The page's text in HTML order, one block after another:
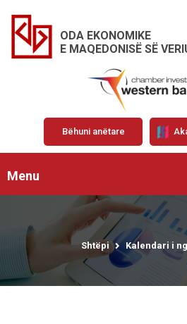
ODA EKONOMIKE
E MAQEDONISË SË
Bëhuni anëtare
Menu
Shtëpi Kalendari i